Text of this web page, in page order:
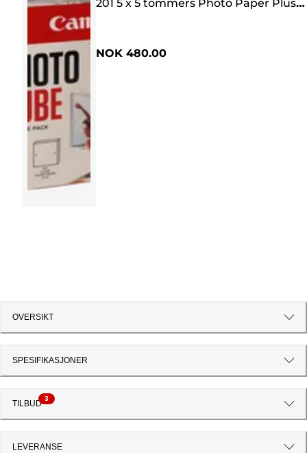
201 5 x 5 tommers Photo Paper Plus
NOK 480.00
OVERSIKT
SPESIFIKASJONER
TILBUD
3
LEVERANSE